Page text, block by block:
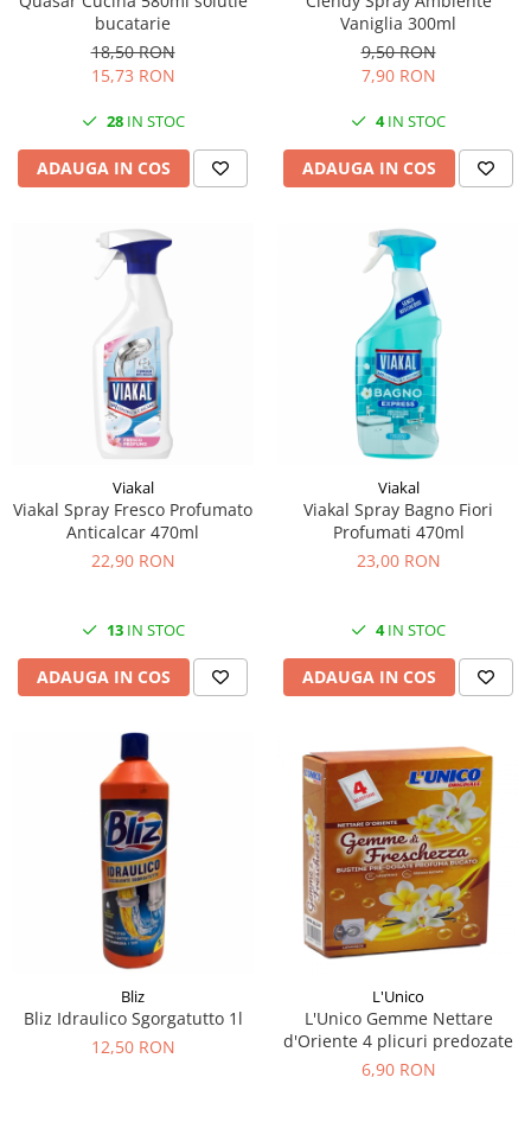
bucatarie
18,50 RON
15,73 RON
28IN STOC
ADAUGA IN COS
Vaniglia 300ml
9,50 RON
7,90 RON
4IN STOC
ADAUGA IN COS
Viakal
Viakal Spray Fresco Profumato
Anticalcar 470ml
22,90 RON
13IN STOC
ADAUGA IN COS
Viakal
Viakal Spray Bagno Fiori
Profumati 470ml
23,00 RON
4IN STOC
ADAUGA IN COS
Bliz
Bliz Idraulico Sgorgatutto 1l
12,50 RON
L'Unico
L'Unico Gemme Nettare
d'Oriente 4 plicuri predozate
6,90 RON